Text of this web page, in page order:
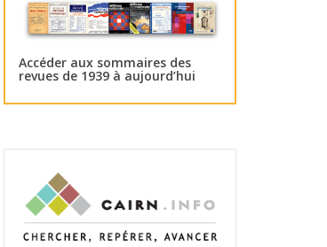
Accéder aux sommaires des
revues de 1939 à aujourd’hui